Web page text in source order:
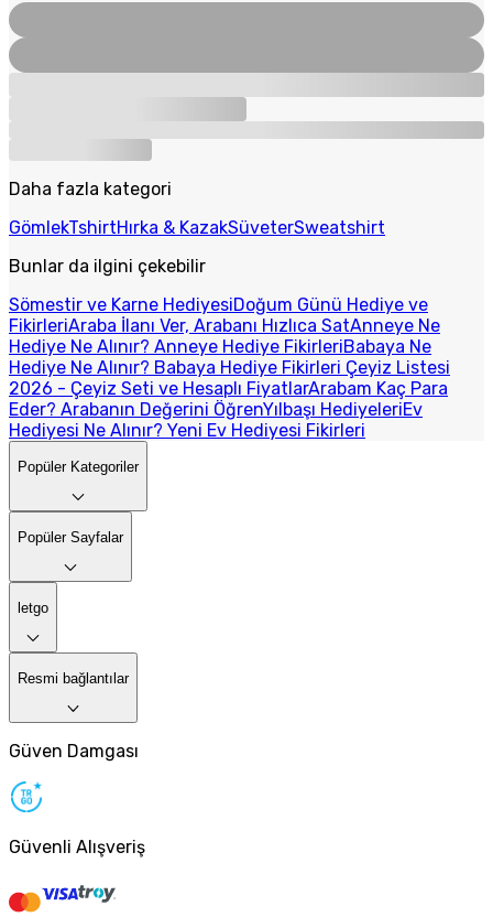
Daha fazla kategori
GömlekTshirtHırka & KazakSüveterSweatshirt
Bunlar da ilgini çekebilir
Sömestir ve Karne HediyesiDoğum Günü Hediye ve
FikirleriAraba İlanı Ver, Arabanı Hızlıca SatAnneye Ne
Hediye Ne Alınır? Anneye Hediye FikirleriBabaya Ne
Hediye Ne Alınır? Babaya Hediye Fikirleri Çeyiz Listesi
2026 - Çeyiz Seti ve Hesaplı FiyatlarArabam Kaç Para
Eder? Arabanın Değerini ÖğrenYılbaşı HediyeleriEv
Hediyesi Ne Alınır? Yeni Ev Hediyesi Fikirleri
Popüler Kategoriler
Popüler Sayfalar
letgo
Resmi bağlantılar
Güven Damgası
Güvenli Alışveriş